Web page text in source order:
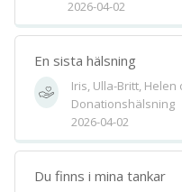
2026-04-02
En sista hälsning
Iris, Ulla-Britt, Helen
Donationshälsning
2026-04-02
Du finns i mina tankar